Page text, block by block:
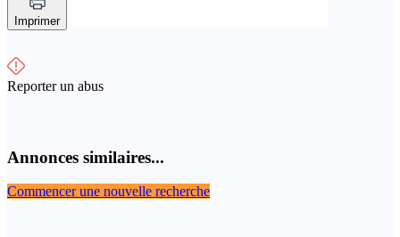
Imprimer
Reporter un abus
Annonces similaires...
Commencer une nouvelle recherche